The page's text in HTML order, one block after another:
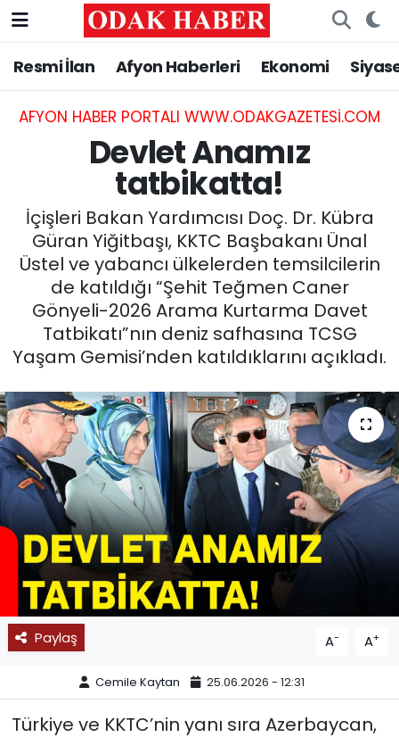
Resmi İlan Afyon Haberleri Ekonomi
AFYON HABER PORTALI WWW.ODAKGAZETESI.COM
Devlet Anamız
tatbikatta!
İçişleri Bakan Yardımcısı Doç. Dr. Kübra
Güran Yiğitbaşı, KKTC Başbakanı Ünal
Üstel ve yabancı ülkelerden temsilcilerin
de katıldığı “Şehit Teğmen Caner
Gönyeli-2026 Arama Kurtarma Davet
Tatbikatı”nın deniz safhasına TCSG
Yaşam Gemisi’nden katıldıklarını açıkladı.
Paylaş A- A+
Cemile Kaytan 25.06.2026 - 12:31
Türkiye ve KKTC’nin yanı sıra Azerbaycan,
AFYONKARAHİSAR HABERLERİ
Resmi İlan
ASAYİŞ
SİYASET
EĞİTİM
MAGAZİN
SAĞLIK
SPOR
11:11 MANŞET
Nöbetçi Eczaneler
Hava Durumu
Trafik Durumu
Tüm Manşetler
Son Dakika Haberleri
Haber Arşivi